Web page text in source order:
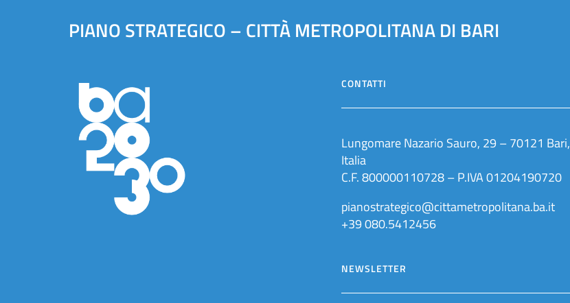
PIANO STRATEGICO – CITTÀ METROPOLITANA DI BARI
CONTATTI
Lungomare Nazario Sauro, 29 – 70121 Bari,
Italia
C.F. 800000110728 – P.IVA 01204190720
pianostrategico@cittametropolitana.ba.it
+39 080.5412456
NEWSLETTER